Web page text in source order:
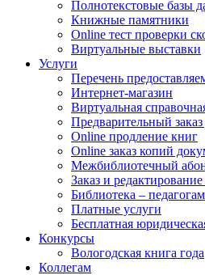
Полнотекстовые базы
Книжные памятники
Online тест проверки
Виртуальные выставки
Услуги
Перечень
Интернет-магазин
Виртуальная
Предварительный
Online продление книг
Online заказ копий
Межбиблиотечный
Заказ и
Библиотека – педагогам
Платные услуги
Бесплатная
Конкурсы
Вологодская книга года
Коллегам